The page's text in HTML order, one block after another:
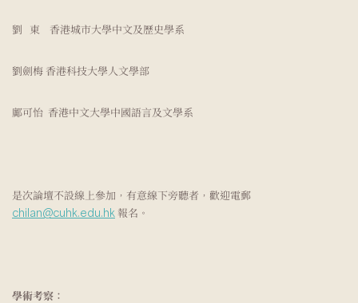
劉 東 香港城市大學中文及歷史學系
劉劍梅 香港科技大學人文學部
鄺可怡 香港中文大學中國語言及文學系
是次論壇不設線上參加，有意線下旁聽者，歡迎電郵
chilan@cuhk.edu.hk 報名。
學術考察：